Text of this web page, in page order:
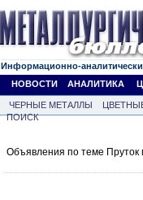
Информационно-
НОВОСТИ
АНАЛИТИКА
ЧЕРНЫЕ МЕТАЛЛЫ
ПОИСК
Объявления по теме Пруток